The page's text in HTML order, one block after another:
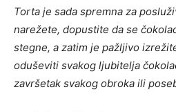
Torta je sada spremna za
narežete, dopustite da se
stegne, a zatim je pažljivo
oduševiti svakog ljubitelja
završetak svakog obroka ili